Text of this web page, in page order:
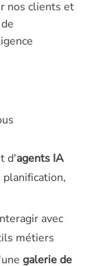
nos clients et
d'agents IA
avec
métiers
galerie de